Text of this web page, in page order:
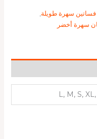
فساتين سهرة طويلة,
سهرة أخضر
L, M, S,